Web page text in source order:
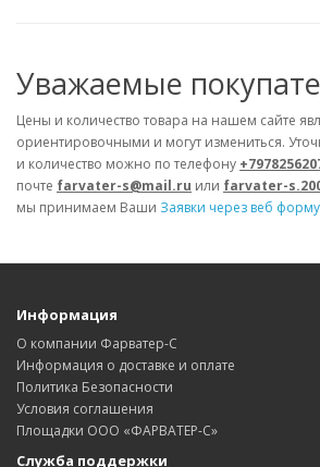
Уважаемые
Цены и количество товара на нашем сайте
ориентировочными и могут измениться.
и количество можно по телефону
почте farvater-s@mail.ru или farvater-
мы принимаем Ваши Заявки через веб
Информация
О компании Фарватер-С
Информация о доставке и оплате
Политика Безопасности
Условия соглашения
Площадки ООО «ФАРВАТЕР-С»
Служба поддержки